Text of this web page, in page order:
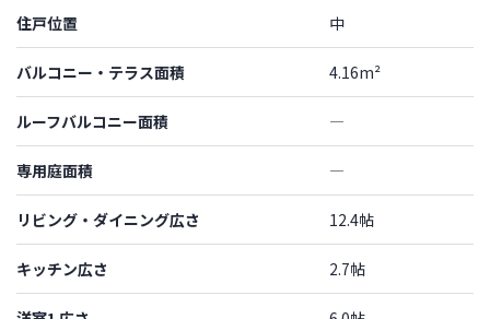
住戸位置 中
バルコニー・テラス面積 4.16m²
ルーフバルコニー面積 ―
専用庭面積 ―
リビング・ダイニング広さ 12.4帖
キッチン広さ 2.7帖